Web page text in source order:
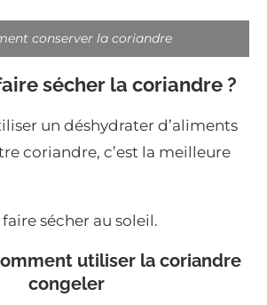
conserver la coriandre
sécher la coriandre ?
un déshydrater d’aliments
coriandre, c’est la meilleure
sécher au soleil.
utiliser la coriandre
congeler